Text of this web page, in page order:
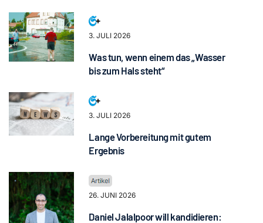
3. JULI 2026
Was tun, wenn einem das „Wasser
bis zum Hals steht“
3. JULI 2026
Lange Vorbereitung mit gutem
Ergebnis
26. JUNI 2026
Daniel Jalalpoor will kandidieren: